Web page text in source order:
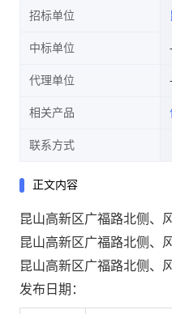
招标单位
中标单位
代理单位
相关产品
联系方式
正文内容
昆山高新区广福路北侧、
昆山高新区广福路北侧、
昆山高新区广福路北侧、
发布日期：